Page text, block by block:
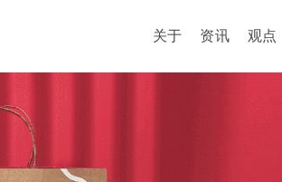
关于 资讯 观点